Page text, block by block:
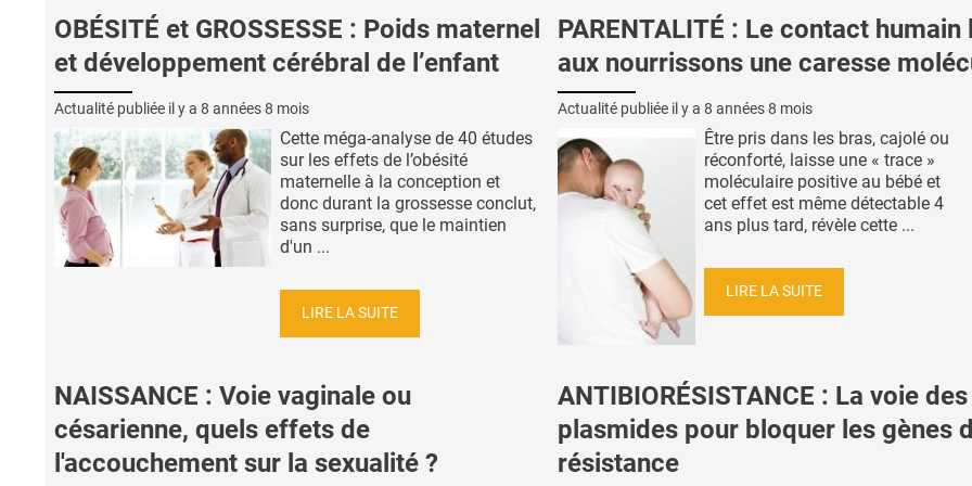
OBÉSITÉ et GROSSESSE : Poids maternel
et développement cérébral de l’enfant
Actualité publiée il y a 8 années 8 mois
Cette méga-analyse de 40 études
sur les effets de l’obésité
maternelle à la conception et
donc durant la grossesse conclut,
sans surprise, que le maintien
d'un ...
LIRE LA SUITE
PARENTALITÉ : Le contact humain
aux nourrissons une caresse
Actualité publiée il y a 8 années 8 mois
Être pris dans les bras, cajolé ou
réconforté, laisse une « trace »
moléculaire positive au bébé et
cet effet est même détectable 4
ans plus tard, révèle cette ...
LIRE LA SUITE
NAISSANCE : Voie vaginale ou
césarienne, quels effets de
l'accouchement sur la sexualité ?
ANTIBIORÉSISTANCE : La voie des
plasmides pour bloquer les gènes
résistance